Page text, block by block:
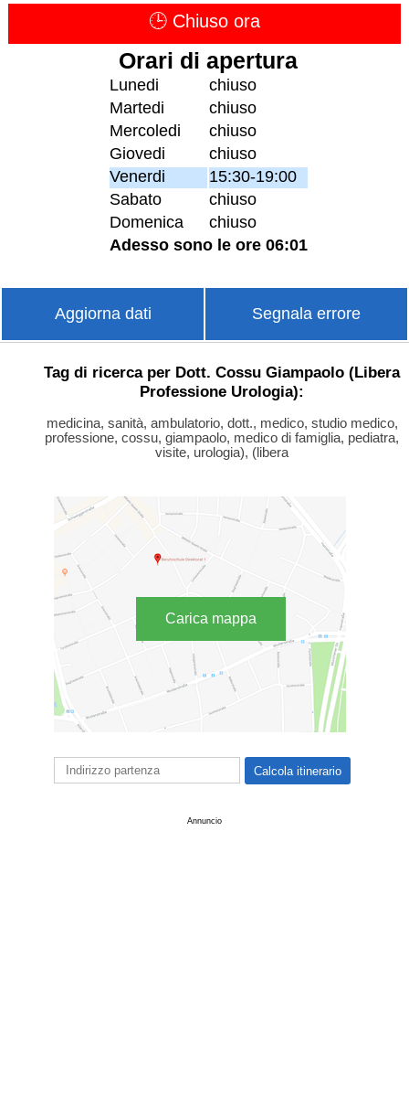
🕒 Chiuso ora
Orari di apertura
Lunedi
chiuso
Martedi
chiuso
Mercoledi
chiuso
Giovedi
chiuso
Venerdi
15:30-19:00
Sabato
chiuso
Domenica
chiuso
Adesso sono le ore 06:01
Aggiorna dati Segnala errore
Tag di ricerca per Dott. Cossu Giampaolo (Libera
Professione Urologia):
medicina, sanità, ambulatorio, dott., medico, studio medico,
professione, cossu, giampaolo, medico di famiglia, pediatra,
visite, urologia), (libera
Carica mappa
Annuncio